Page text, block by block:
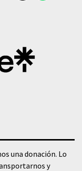
una donación. Lo
y